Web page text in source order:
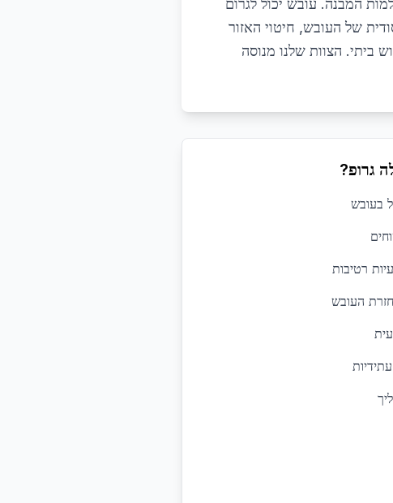
המבנה. עובש יכול לגרום
של העובש, חיטוי האזור
ביתי. הצוות שלנו מנוסה
גרופ?
בעובש
רטיבות
חזרת העובש